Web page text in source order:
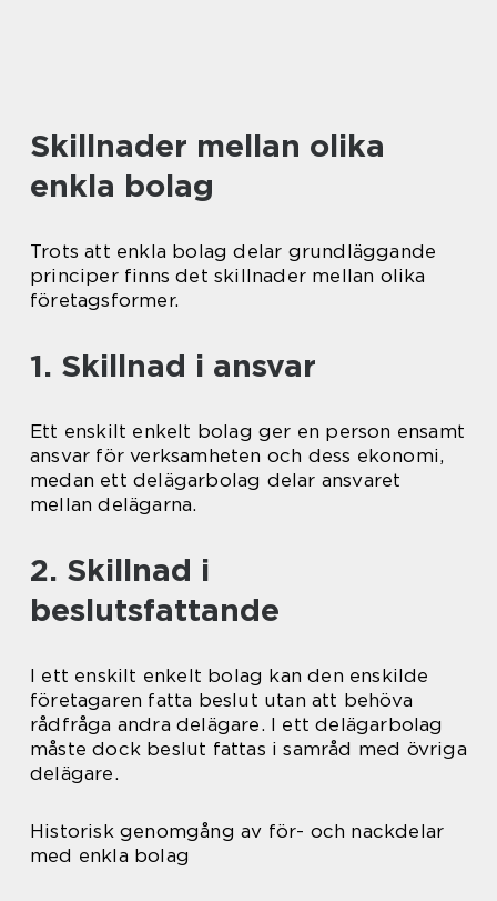
Skillnader mellan olika
enkla bolag
Trots att enkla bolag delar grundläggande
principer finns det skillnader mellan olika
företagsformer.
1. Skillnad i ansvar
Ett enskilt enkelt bolag ger en person ensamt
ansvar för verksamheten och dess ekonomi,
medan ett delägarbolag delar ansvaret
mellan delägarna.
2. Skillnad i
beslutsfattande
I ett enskilt enkelt bolag kan den enskilde
företagaren fatta beslut utan att behöva
rådfråga andra delägare. I ett delägarbolag
måste dock beslut fattas i samråd med övriga
delägare.
Historisk genomgång av för- och nackdelar
med enkla bolag